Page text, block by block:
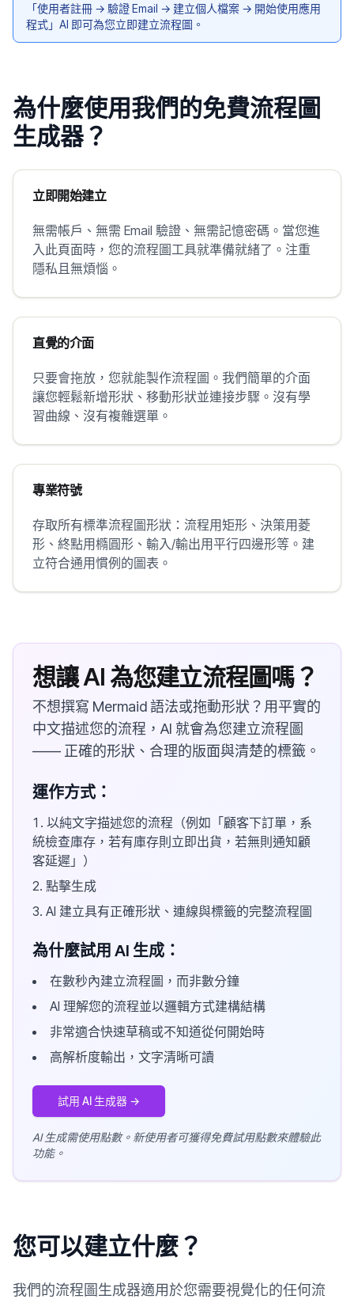
「使用者註冊 → 驗證 Email → 建立個人檔案 → 開始使用應用
程式」AI 即可為您立即建立流程圖。
為什麼使用我們的免費流程圖
生成器？
立即開始建立
無需帳戶、無需 Email 驗證、無需記憶密碼。當您進
入此頁面時，您的流程圖工具就準備就緒了。注重
隱私且無煩惱。
直覺的介面
只要會拖放，您就能製作流程圖。我們簡單的介面
讓您輕鬆新增形狀、移動形狀並連接步驟。沒有學
習曲線、沒有複雜選單。
專業符號
存取所有標準流程圖形狀：流程用矩形、決策用菱
形、終點用橢圓形、輸入/輸出用平行四邊形等。建
立符合通用慣例的圖表。
想讓 AI 為您建立流程圖嗎？
不想撰寫 Mermaid 語法或拖動形狀？用平實的
中文描述您的流程，AI 就會為您建立流程圖
—— 正確的形狀、合理的版面與清楚的標籤。
運作方式：
以純文字描述您的流程（例如「顧客下訂單，系
統檢查庫存，若有庫存則立即出貨，若無則通知顧
客延遲」）
點擊生成
AI 建立具有正確形狀、連線與標籤的完整流程圖
為什麼試用 AI 生成：
在數秒內建立流程圖，而非數分鐘
AI 理解您的流程並以邏輯方式建構結構
非常適合快速草稿或不知道從何開始時
高解析度輸出，文字清晰可讀
試用 AI 生成器 →
AI 生成需使用點數。新使用者可獲得免費試用點數來體驗此
功能。
您可以建立什麼？
我們的流程圖生成器適用於您需要視覺化的任何流